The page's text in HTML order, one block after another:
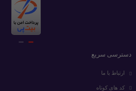
دسترسی سریع
ارتباط با ما
کد های کوتاه